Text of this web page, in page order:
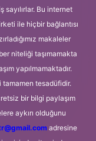
Bu internet
ile hiçbir bağlantısı
makaleler
niteliği taşımamakta
yapılmamaktadır.
tesadüfidir.
bir bilgi paylaşım
aykırı olduğunu
adresine